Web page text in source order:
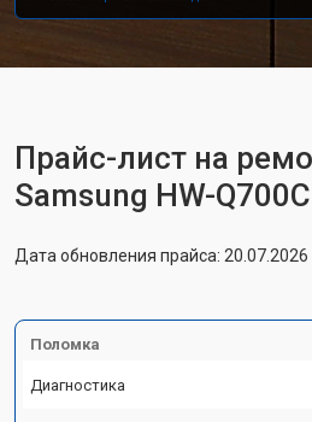
Прайс-лист на
Samsung HW-Q700C
Дата обновления прайса: 20.07.2026
Поломка
Диагностика